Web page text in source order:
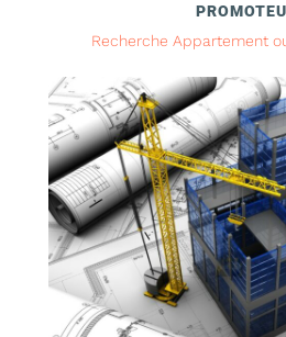
Recherche Appartement